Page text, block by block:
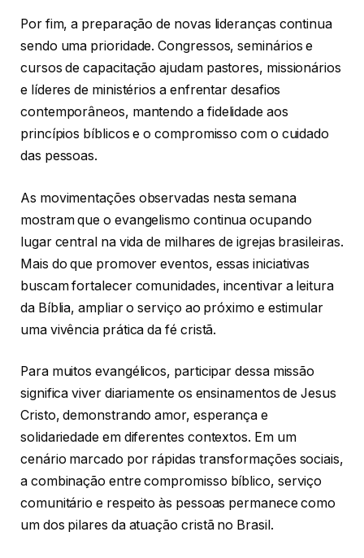
Por fim, a preparação de novas lideranças continua
sendo uma prioridade. Congressos, seminários e
cursos de capacitação ajudam pastores, missionários
e líderes de ministérios a enfrentar desafios
contemporâneos, mantendo a fidelidade aos
princípios bíblicos e o compromisso com o cuidado
das pessoas.
As movimentações observadas nesta semana
mostram que o evangelismo continua ocupando
lugar central na vida de milhares de igrejas brasileiras.
Mais do que promover eventos, essas iniciativas
buscam fortalecer comunidades, incentivar a leitura
da Bíblia, ampliar o serviço ao próximo e estimular
uma vivência prática da fé cristã.
Para muitos evangélicos, participar dessa missão
significa viver diariamente os ensinamentos de Jesus
Cristo, demonstrando amor, esperança e
solidariedade em diferentes contextos. Em um
cenário marcado por rápidas transformações sociais,
a combinação entre compromisso bíblico, serviço
comunitário e respeito às pessoas permanece como
um dos pilares da atuação cristã no Brasil.